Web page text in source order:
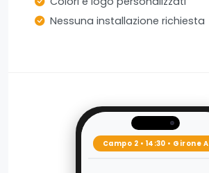
Nessuna installazione richiesta
Campo 2 • 14:30 • Girone A